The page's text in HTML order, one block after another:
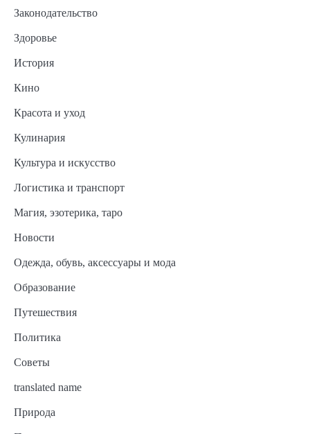
Законодательство
Здоровье
История
Кино
Красота и уход
Кулинария
Культура и искусство
Логистика и транспорт
Магия, эзотерика, таро
Новости
Одежда, обувь, аксессуары и мода
Образование
Путешествия
Политика
Советы
translated name
Природа